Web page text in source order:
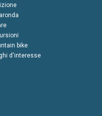
bike
d'interesse